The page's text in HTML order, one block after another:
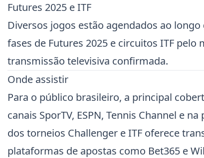
Futures 2025 eITF
Diversos jogos estão agendados ao
fases de Futures 2025 e circuitos ITF pelo
transmissão televisiva confirmada.
Onde assistir
Para o público brasileiro, a principal
canais SporTV, ESPN, Tennis Channel e
dos torneios Challenger eITF oferece
plataformas de apostas como Bet365 e